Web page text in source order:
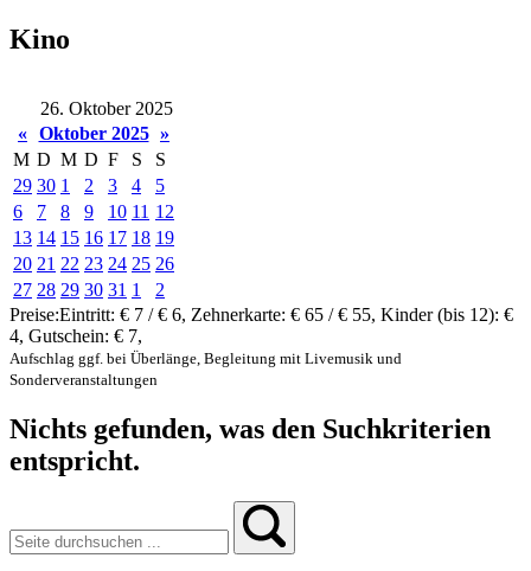
Kino
26. Oktober 2025
« Oktober 2025 »
M D M D F S
S
29 30 1 2 3 4
5
6
7 8 9 10 11 12
13 14 15 16 17 18 19
20 21 22 23 24 25 26
27 28 29 30 31 1
2
Preise:Eintritt: € 7 / € 6, Zehnerkarte: € 65 / € 55, Kinder (bis 12): €
4, Gutschein: € 7,
Aufschlag ggf. bei Überlänge, Begleitung mit Livemusik und
Sonderveranstaltungen
Nichts gefunden, was den Suchkriterien
entspricht.